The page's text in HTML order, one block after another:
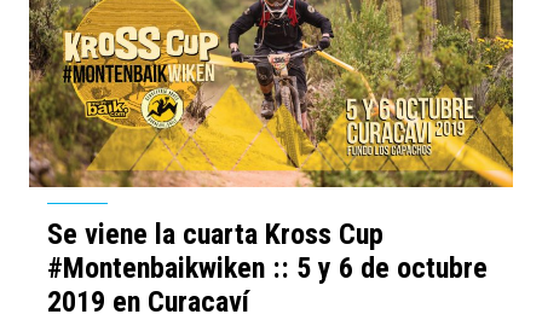
Se viene la cuarta Kross Cup
#Montenbaikwiken :: 5 y 6 de octubre
2019 en Curacaví